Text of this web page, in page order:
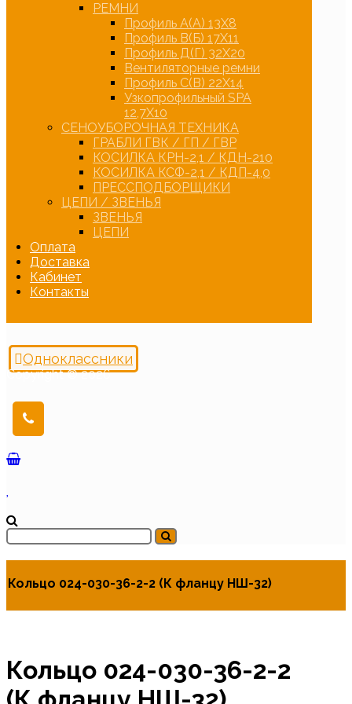
РЕМНИ
Профиль А(А) 13Х8
Профиль В(Б) 17Х11
Профиль Д(Г) 32Х20
Вентиляторные ремни
Профиль С(В) 22Х14
Узкопрофильный SPA
12,7Х10
СЕНОУБОРОЧНАЯ ТЕХНИКА
ГРАБЛИ ГВК / ГП / ГВР
КОСИЛКА КРН-2,1 / КДН-210
КОСИЛКА КСФ-2,1 / КДП-4,0
ПРЕССПОДБОРЩИКИ
ЦЕПИ / ЗВЕНЬЯ
ЗВЕНЬЯ
ЦЕПИ
Оплата
Доставка
Кабинет
Контакты
Одноклассники
Copyright © 2026
Кольцо 024-030-36-2-2 (К фланцу НШ-32)
Кольцо 024-030-36-2-2